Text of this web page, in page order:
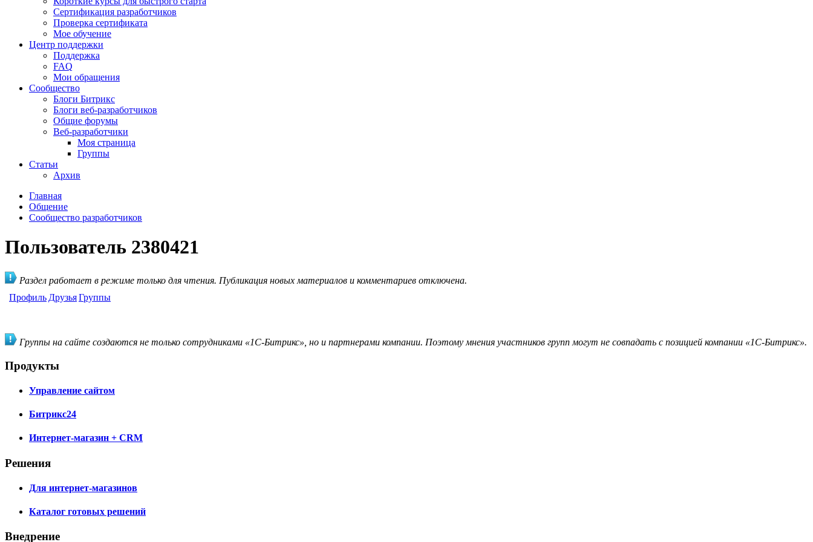
Сертификация разработчиков
Проверка сертификата
Мое обучение
Центр поддержки
Поддержка
FAQ
Мои обращения
Сообщество
Блоги Битрикс
Блоги веб-разработчиков
Общие форумы
Веб-разработчики
Моя страница
Группы
Статьи
Архив
Главная
Общение
Сообщество разработчиков
Пользователь 2380421
Раздел работает в режиме только для чтения. Публикация новых материалов и комментариев отключена.
Профиль ДрузьяГруппы
Группы на сайте создаются не только сотрудниками «1С-Битрикс», но и партнерами компании. Поэтому мнения участников групп могут не совпадать с позицией компании «1С-Битрикс».
Продукты
Управление сайтом
Битрикс24
Интернет-магазин + CRM
Решения
Для интернет-магазинов
Каталог готовых решений
Внедрение